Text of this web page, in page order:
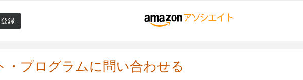
登録
・プログラムに問い合わせる